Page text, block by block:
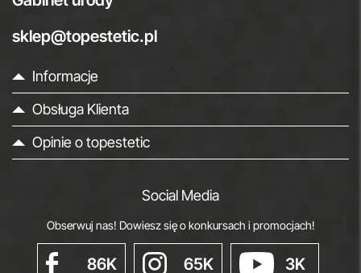
sklep@topestetic.pl
Informacje
Obsługa Klienta
Opinie o topestetic
Social Media
Obserwuj nas! Dowiesz się o konkursach i promocjach!
86K 65K 3K